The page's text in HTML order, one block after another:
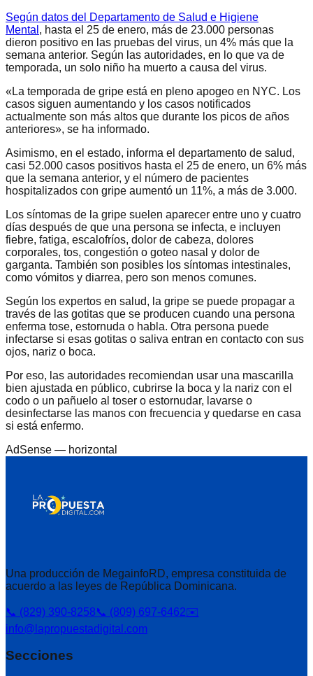
Según datos del Departamento de Salud e Higiene
Mental , hasta el 25 de enero, más de 23.000 personas
dieron positivo en las pruebas del virus, un 4% más que la
semana anterior. Según las autoridades, en lo que va de
temporada, un solo niño ha muerto a causa del virus.
«La temporada de gripe está en pleno apogeo en NYC. Los
casos siguen aumentando y los casos notificados
actualmente son más altos que durante los picos de años
anteriores», se ha informado.
Asimismo, en el estado, informa el departamento de salud,
casi 52.000 casos positivos hasta el 25 de enero, un 6% más
que la semana anterior, y el número de pacientes
hospitalizados con gripe aumentó un 11%, a más de 3.000.
Los síntomas de la gripe suelen aparecer entre uno y cuatro
días después de que una persona se infecta, e incluyen
fiebre, fatiga, escalofríos, dolor de cabeza, dolores
corporales, tos, congestión o goteo nasal y dolor de
garganta. También son posibles los síntomas intestinales,
como vómitos y diarrea, pero son menos comunes.
Según los expertos en salud, la gripe se puede propagar a
través de las gotitas que se producen cuando una persona
enferma tose, estornuda o habla. Otra persona puede
infectarse si esas gotitas o saliva entran en contacto con sus
ojos, nariz o boca.
Por eso, las autoridades recomiendan usar una mascarilla
bien ajustada en público, cubrirse la boca y la nariz con el
codo o un pañuelo al toser o estornudar, lavarse o
desinfectarse las manos con frecuencia y quedarse en casa
si está enfermo.
AdSense — horizontal
Una producción de MegainfoRD, empresa constituida de
acuerdo a las leyes de República Dominicana.
📞 (829) 390-8258📞 (809) 697-6462✉️
info@lapropuestadigital.com
Secciones